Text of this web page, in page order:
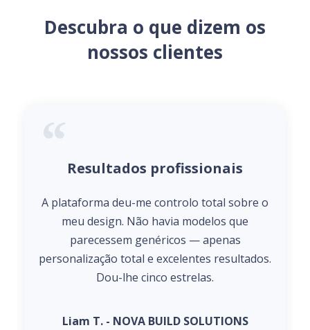
Descubra o que dizem os
nossos clientes
Resultados profissionais
A plataforma deu-me controlo total sobre o
meu design. Não havia modelos que
parecessem genéricos — apenas
personalização total e excelentes resultados.
Dou-lhe cinco estrelas.
Liam T. - NOVA BUILD SOLUTIONS